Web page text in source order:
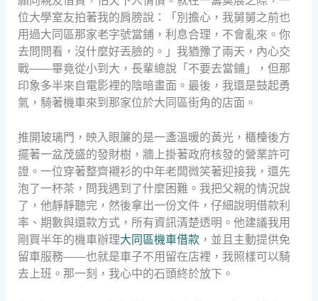
位大學室友拍著我的肩膀說：「別擔心，我舅舅之前也
用過大同區那家老字號當鋪，利息合理，不會亂來。你
去問問看，沒什麼好丟臉的。」我猶豫了兩天，內心交
戰——畢竟從小到大，長輩總說「不要去當鋪」，但那
印象多半來自電影裡的陰暗畫面。最後，我還是鼓起勇
氣，騎著機車來到那家位於大同區街角的店面。
推開玻璃門，映入眼簾的是一盞溫暖的黃光，櫃檯後方
擺著一盆茂盛的發財樹，牆上掛著政府核發的營業許可
證。一位穿著整齊襯衫的中年老闆微笑著迎接我，還先
泡了一杯茶，問我遇到了什麼困難。我把父親的情況說
了，他靜靜聽完，然後拿出一份文件，仔細說明借款利
率、期數與還款方式，所有資訊清楚透明。他建議我用
剛買半年的機車辦理大同區機車借款，並且主動提供免
留車服務——也就是車子不用留在店裡，我照樣可以騎
去上班。那一刻，我心中的石頭終於放下。